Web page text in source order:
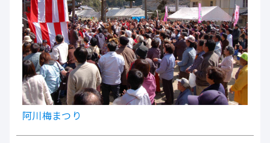
阿川梅まつり